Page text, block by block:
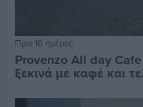
Πριν 10 ημέρες
Provenzo All day
ξεκινά με καφέ και